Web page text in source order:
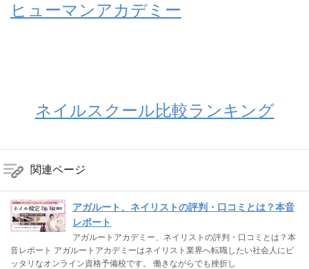
ヒューマンアカデミー
ネイルスクール比較ランキング
関連ページ
アガルート、ネイリストの評判・口コミとは？本音
レポート
アガルートアカデミー、ネイリストの評判・口コミとは？本
音レポート アガルートアカデミーはネイリスト業界へ転職したい社会人にピ
ッタリなオンライン資格予備校です。 働きながらでも挫折し